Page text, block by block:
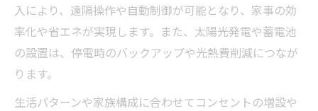
入により、遠隔操作や自動制御が可能となり、家事の効
率化や省エネが実現します。また、太陽光発電や蓄電池
の設置は、停電時のバックアップや光熱費削減につなが
ります。
生活パターンや家族構成に合わせてコンセントの増設や